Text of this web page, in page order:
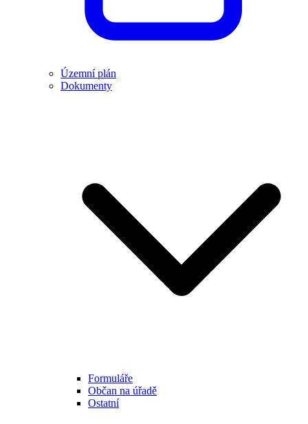
Územní plán
Dokumenty
Formuláře
Občan na úřadě
Ostatní